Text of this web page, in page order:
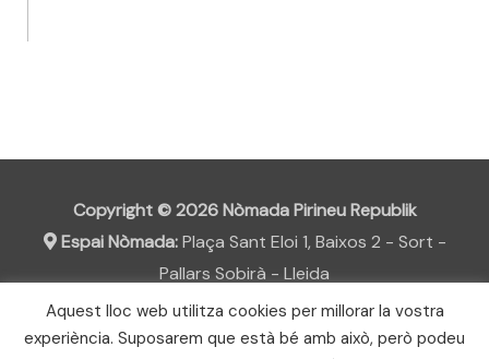
Copyright © 2026Nòmada Pirineu Republik
Espai Nòmada:Plaça Sant Eloi 1, Baixos 2 - Sort -
Pallars Sobirà - Lleida
email:
Termes i Condicions de venda Avís legal
Aquest lloc web utilitza cookies per millorar la vostra
experiència. Suposarem que està bé amb això, però podeu